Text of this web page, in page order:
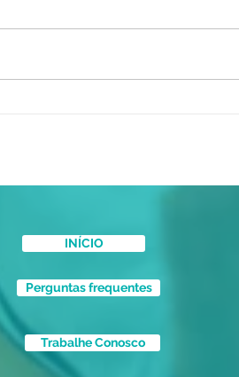
INÍCIO
Perguntas frequentes
Trabalhe Conosco